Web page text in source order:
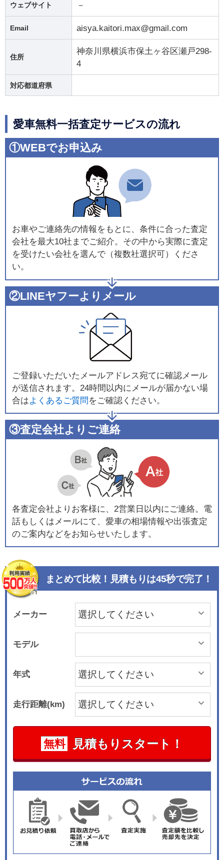
ウェブサイト －
Email aisya.kaitori.max@gmail.com
住所
神奈川県横浜市保土ヶ谷区瀬戸298-
4
対応都道府県
愛車無料一括査定サービスの流れ
①WEBでお申込み
お車やご連絡先の情報をもとに、条件に合った査定
会社を最大10社までご紹介。その中から実際に査定
を受けたい会社を選んで（複数社選択可）くださ
い。
②LINEヤフーよりメール
ご登録いただいたメールアドレス宛てに確認メール
が送信されます。24時間以内にメールが届かない場
合はよくあるご質問 をご確認ください。
③査定会社よりご連絡
各査定会社よりお客様に、2営業日以内にご連絡。電
話もしくはメールにて、愛車の相場情報や出張査定
のご案内などをお知らせいたします。
まとめて比較！見積もりは45秒で完了！
メーカー
モデル
年式
走行距離(km)
無料 見積もりスタート！